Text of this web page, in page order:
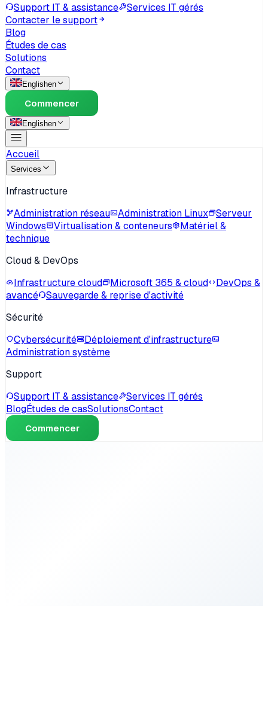
Support IT & assistance
Services IT gérés
Contacter le support
Blog
Études de cas
Solutions
Contact
Englishen
Commencer
Englishen
Accueil
Services
Infrastructure
Administration réseau
Administration Linux
Serveur
Windows
Virtualisation & conteneurs
Matériel &
technique
Cloud & DevOps
Infrastructure cloud
Microsoft 365 & cloud
DevOps &
avancé
Sauvegarde & reprise d'activité
Sécurité
Cybersécurité
Déploiement d'infrastructure
Administration système
Support
Support IT & assistance
Services IT gérés
BlogÉtudes de casSolutionsContact
Commencer